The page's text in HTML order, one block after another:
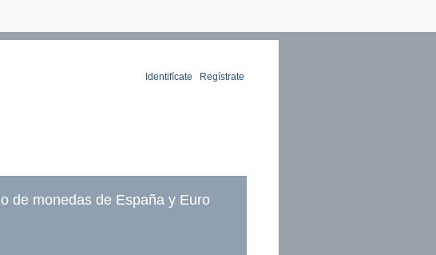
Identifícate Regístrate
de monedas de España y Euro